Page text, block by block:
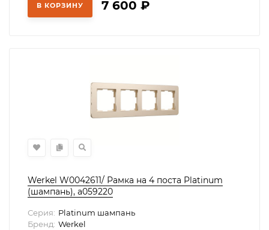
В КОРЗИНУ 7 600 ₽
Werkel W0042611/ Рамка на 4 поста Platinum
(шампань), a059220
Серия: Platinum шампань
Бренд: Werkel